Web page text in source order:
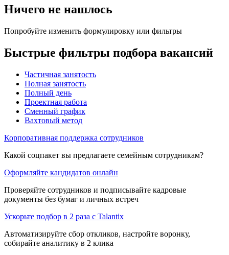
Ничего не нашлось
Попробуйте изменить формулировку или фильтры
Быстрые фильтры подбора вакансий
Частичная занятость
Полная занятость
Полный день
Проектная работа
Сменный график
Вахтовый метод
Корпоративная поддержка сотрудников
Какой соцпакет вы предлагаете семейным сотрудникам?
Оформляйте кандидатов онлайн
Проверяйте сотрудников и подписывайте кадровые
документы без бумаг и личных встреч
Ускорьте подбор в 2 раза с Talantix
Автоматизируйте сбор откликов, настройте воронку,
собирайте аналитику в 2 клика